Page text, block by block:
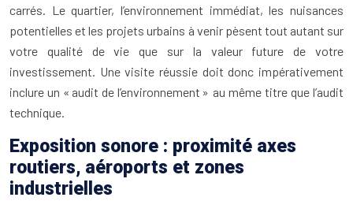
carrés. Le quartier, l’environnement immédiat, les nuisances
potentielles et les projets urbains à venir pèsent tout autant sur
votre qualité de vie que sur la valeur future de votre
investissement. Une visite réussie doit donc impérativement
inclure un « audit de l’environnement » au même titre que l’audit
technique.
Exposition sonore : proximité axes
routiers, aéroports et zones
industrielles